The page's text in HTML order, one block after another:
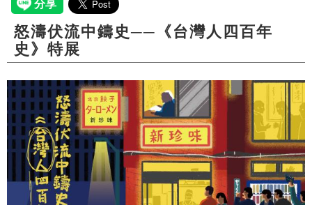
怒濤伏流中鑄史──《台灣人四百年
史》特展